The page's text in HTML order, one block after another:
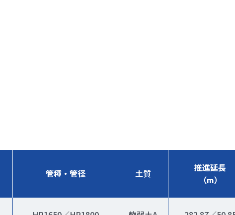
管種・管径 土質
推進延長
（m）